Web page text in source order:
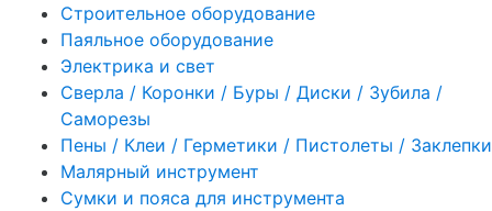
Строительное оборудование
Паяльное оборудование
Электрика и свет
Сверла / Коронки / Буры / Диски / Зубила /
Саморезы
Пены / Клеи / Герметики / Пистолеты / Заклепки
Малярный инструмент
Сумки и пояса для инструмента